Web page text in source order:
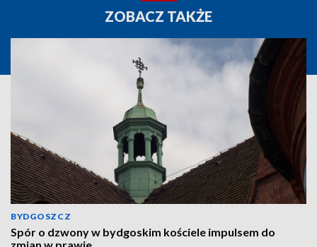
ZOBACZ TAKŻE
BYDGOSZCZ
Spór o dzwony w bydgoskim kościele impulsem do